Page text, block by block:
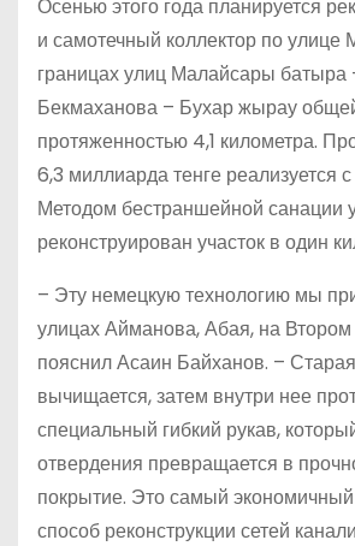
Осенью этого года планируется
и самотечный коллектор по улице
границах улиц Малайсары батыра
Бекмаханова – Бухар жырау
протяженностью 4,1 километра.
6,3 миллиарда тенге реализуется
Методом бестраншейной санации
реконструирован участок в один
– Эту немецкую технологию мы
улицах Айманова, Абая, на
пояснил Асаин Байханов. –
вычищается, затем внутри нее
специальный гибкий рукав,
отвердения превращается в
покрытие. Это самый
способ реконструкции сетей